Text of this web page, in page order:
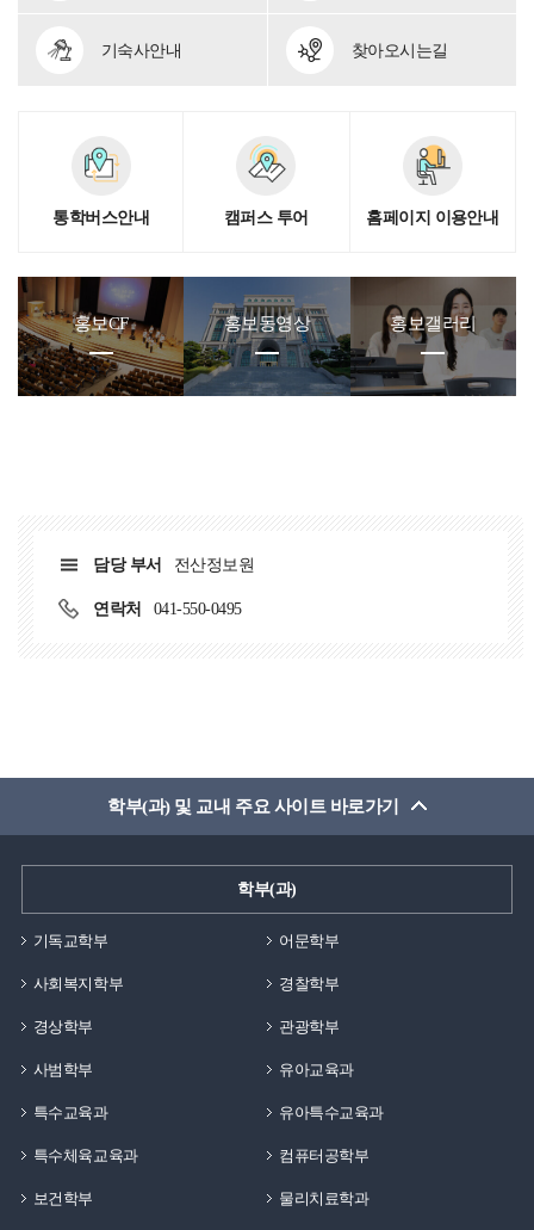
기숙사안내 찾아오시는길
통학버스안내 캠퍼스 투어 홈페이지 이용안내
홍보CF 홍보동영상 홍보갤러리
담당 부서 전산정보원
연락처 041-550-0495
학부(과) 및 교내 주요 사이트 바로가기
학부(과)
기독교학부 어문학부
사회복지학부 경찰학부
경상학부 관광학부
사범학부 유아교육과
특수교육과 유아특수교육과
특수체육교육과 컴퓨터공학부
보건학부 물리치료학과